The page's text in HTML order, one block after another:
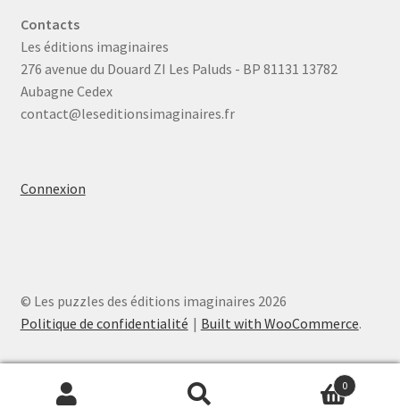
Contacts
Les éditions imaginaires
276 avenue du Douard ZI Les Paluds - BP 81131 13782
Aubagne Cedex
contact@leseditionsimaginaires.fr
Connexion
© Les puzzles des éditions imaginaires 2026
Politique de confidentialité
Built with WooCommerce.
Recherche
Recherche
0